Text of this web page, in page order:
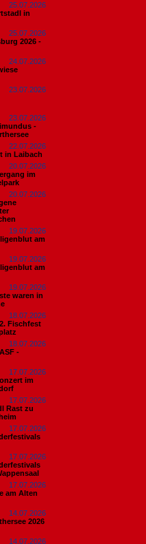
25.07.2026
in
25.07.2026
2026 -
24.07.2026
23.07.2026
23.07.2026
-
22.07.2026
in Laibach
20.07.2026
im
20.07.2026
19.07.2026
am
19.07.2026
am
19.07.2026
waren in
18.07.2026
Fischfest
18.07.2026
-
17.07.2026
im
17.07.2026
Rast zu
17.07.2026
17.07.2026
17.07.2026
am Alten
14.07.2026
2026
14.07.2026